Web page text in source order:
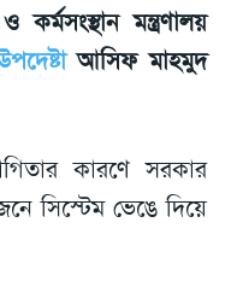
মন্ত্রণালয়
আসিফ মাহমুদ
কারণে সরকার
সিস্টেম ভেঙে দিয়ে